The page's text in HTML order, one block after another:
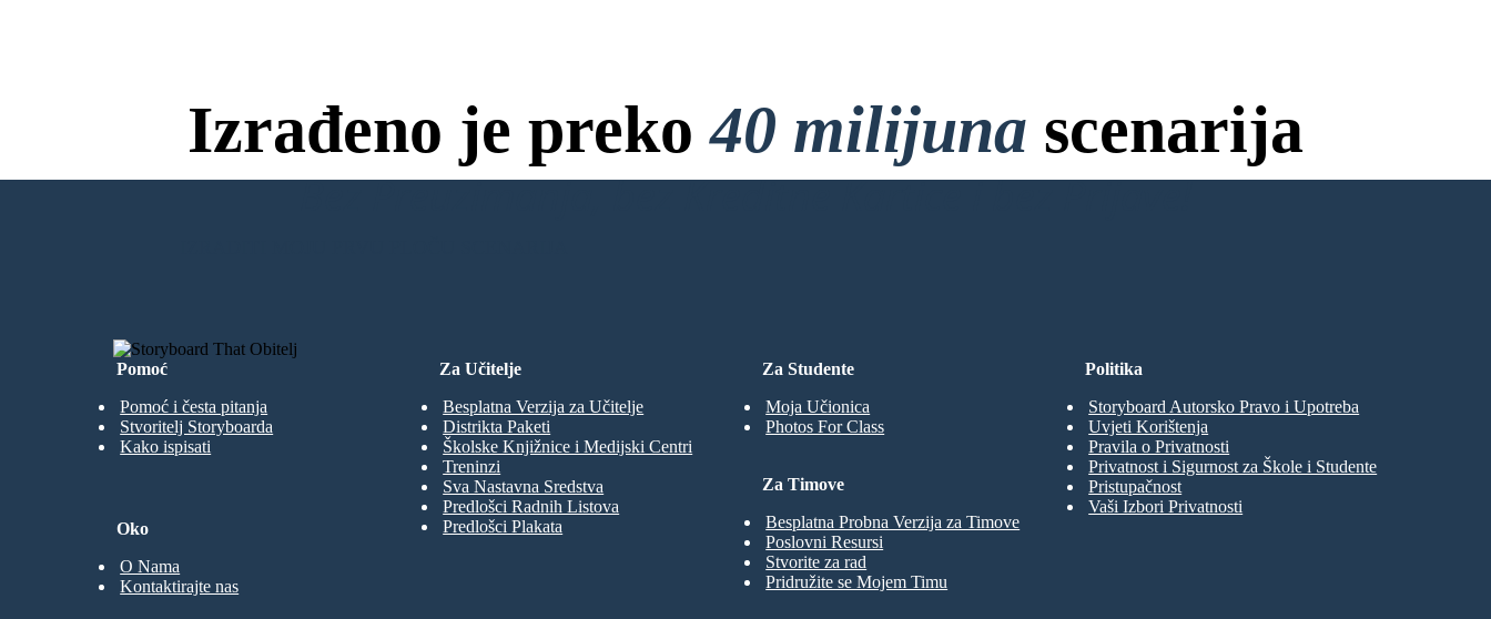
Izrađeno je preko40 milijuna scenarija
Bez Preuzimanja, bez Kreditne Kartice i bez Prijave!
Pomoć
Pomoć i česta pitanja
Stvoritelj Storyboarda
Kako ispisati
Za Studente
Moja Učionica
Photos For Class
Za Učitelje
Besplatna Verzija za Učitelje
Distrikta Paketi
Školske Knjižnice i Medijski Centri
Treninzi
Sva Nastavna Sredstva
Predlošci Radnih Listova
Predlošci Plakata
Za Timove
Besplatna Probna Verzija za Timove
Poslovni Resursi
Stvorite za rad
Pridružite se Mojem Timu
Oko
O Nama
Kontaktirajte nas
Politika
Storyboard Autorsko Pravo i Upotreba
Uvjeti Korištenja
Pravila o Privatnosti
Privatnost i Sigurnost za Škole i Studente
Pristupačnost
Vaši Izbori Privatnosti